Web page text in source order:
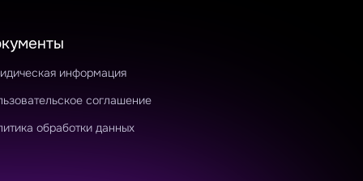
информация
соглашение
обработки данных